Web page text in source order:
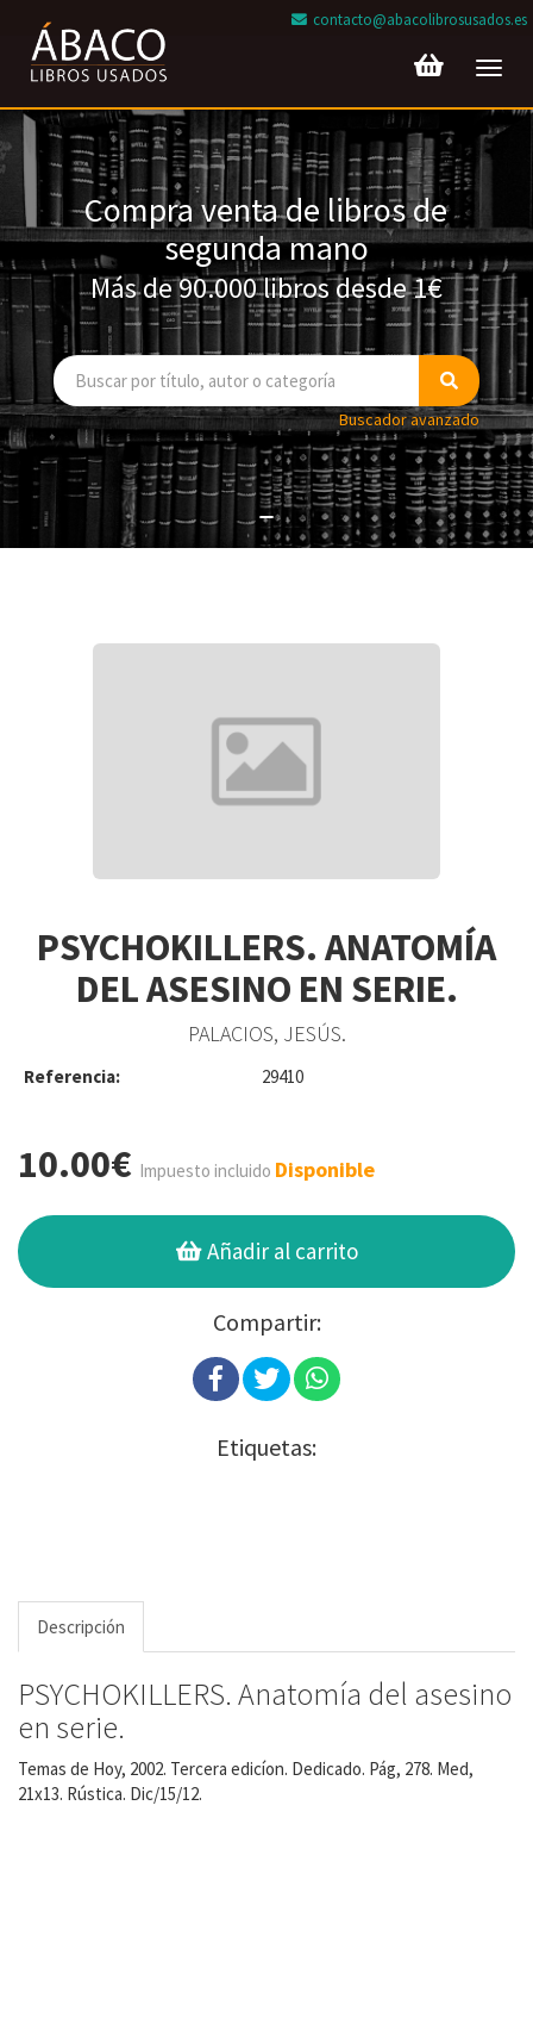
contacto@abacolibrosusados.es
Compra venta de libros de
segunda mano
Más de 90.000 libros desde 1€
Buscador avanzado
PSYCHOKILLERS. ANATOMÍA
DEL ASESINO EN SERIE.
PALACIOS, JESÚS.
Referencia: 29410
10.00€ Impuesto incluido Disponible
Añadir al carrito
Compartir:
Etiquetas:
Descripción
PSYCHOKILLERS. Anatomía del asesino
en serie.
Temas de Hoy, 2002. Tercera edicíon. Dedicado. Pág, 278. Med,
21x13. Rústica. Dic/15/12.